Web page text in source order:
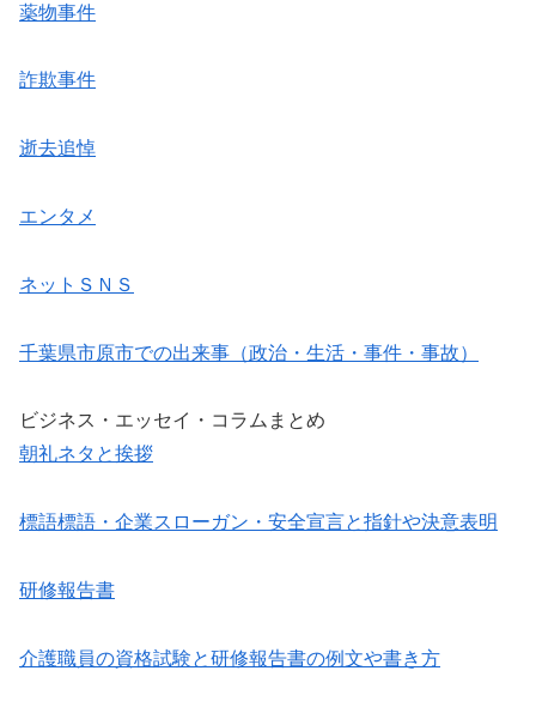
薬物事件
詐欺事件
逝去追悼
エンタメ
ネットＳＮＳ
千葉県市原市での出来事（政治・生活・事件・事故）
ビジネス・エッセイ・コラムまとめ
朝礼ネタと挨拶
標語標語・企業スローガン・安全宣言と指針や決意表明
研修報告書
介護職員の資格試験と研修報告書の例文や書き方